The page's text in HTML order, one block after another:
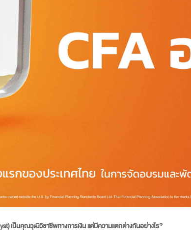
เป็นคุณวุฒิวิชาชีพทางการเงิน แต่มีความแตกต่างกันอย่างไร?